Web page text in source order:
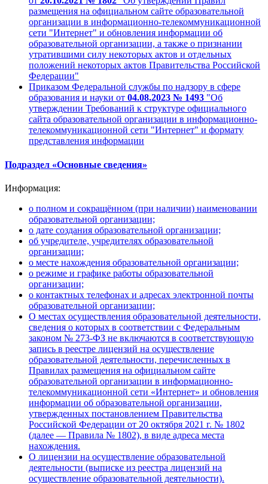
размещения на официальном сайте образовательной
организации в информационно-телекоммуникационной
сети "Интернет" и обновления информации об
образовательной организации, а также о признании
утратившими силу некоторых актов и отдельных
положений некоторых актов Правительства Российской
Федерации"
Приказом Федеральной службы по надзору в сфере
образования и науки от 04.08.2023 № 1493 "Об
утверждении Требований к структуре официального
сайта образовательной организации в информационно-
телекоммуникационной сети "Интернет" и формату
представления информации
Подраздел «Основные сведения»
Информация:
о полном и сокращённом (при наличии) наименовании
образовательной организации;
о дате создания образовательной организации;
об учредителе, учредителях образовательной
организации;
о месте нахождения образовательной организации;
о режиме и графике работы образовательной
организации;
о контактных телефонах и адресах электронной почты
образовательной организации;
О местах осуществления образовательной деятельности,
сведения о которых в соответствии с Федеральным
законом № 273-ФЗ не включаются в соответствующую
запись в реестре лицензий на осуществление
образовательной деятельности, перечисленных в
Правилах размещения на официальном сайте
образовательной организации в информационно-
телекоммуникационной сети «Интернет» и обновления
информации об образовательной организации,
утвержденных постановлением Правительства
Российской Федерации от 20 октября 2021 г. № 1802
(далее — Правила № 1802), в виде адреса места
нахождения.
О лицензии на осуществление образовательной
деятельности (выписке из реестра лицензий на
осуществление образовательной деятельности).